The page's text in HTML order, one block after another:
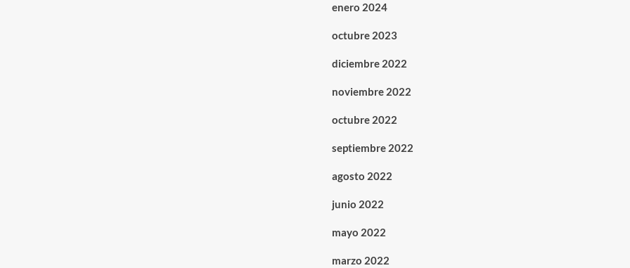
enero 2024
octubre 2023
diciembre 2022
noviembre 2022
octubre 2022
septiembre 2022
agosto 2022
junio 2022
mayo 2022
marzo 2022